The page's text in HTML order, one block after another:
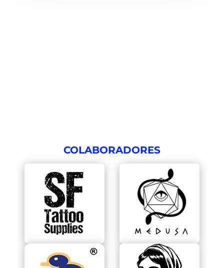
COLABORADORES